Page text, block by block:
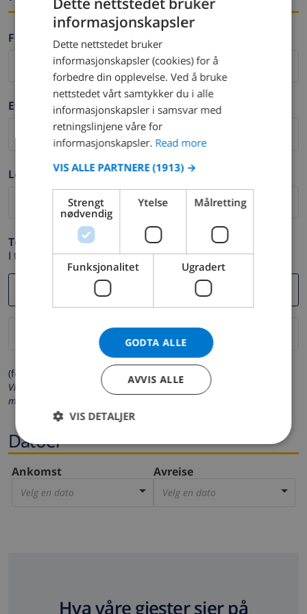
Fornavn *
Etternavn *
Logg ut *
Telefon *
I tilfelle din e-postadresse ikke fungerer.
(felter merket med * må fylles ut)
Vi respekterer ditt personvern. Dine personalia vil aldri bli delt
med andre.
Datoer
Ankomst
Velg en dato
Avreise
Velg en dato
Hva våre gjester sier på
SPANISH
GERMAN
CATALAN
NORWEGIAN
informasjonskapsler
Dette nettstedet bruker
informasjonskapsler (cookies) for å
forbedre din opplevelse. Ved å bruke
nettstedet vårt samtykker du i alle
informasjonskapsler i samsvar med
retningslinjene våre for
informasjonskapsler. Read more
VIS ALLE PARTNERE (1913) →
Strengt
nødvendig
Ytelse Målretting
Funksjonalitet Ugradert
GODTA ALLE
AVVIS ALLE
VIS DETALJER